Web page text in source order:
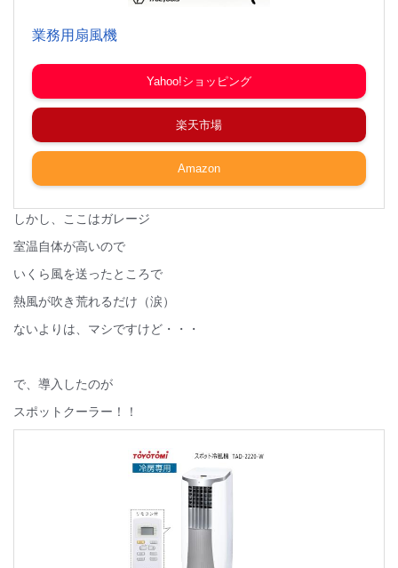
業務用扇風機
Yahoo!ショッピング
楽天市場
Amazon
しかし、ここはガレージ
室温自体が高いので
いくら風を送ったところで
熱風が吹き荒れるだけ（涙）
ないよりは、マシですけど・・・
で、導入したのが
スポットクーラー！！